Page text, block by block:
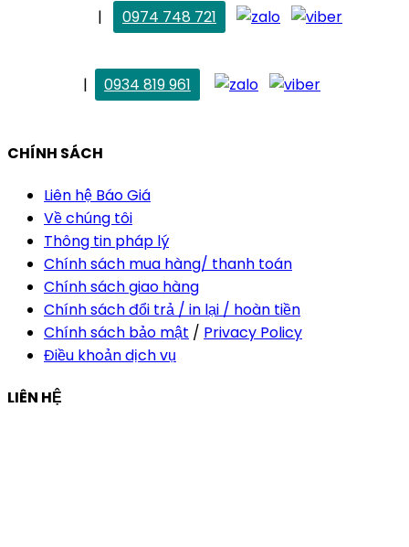
|
0974 748 721
|
0934 819 961
CHÍNH SÁCH
Liên hệ Báo Giá
Về chúng tôi
Thông tin pháp lý
Chính sách mua hàng/ thanh toán
Chính sách giao hàng
Chính sách đổi trả / in lại / hoàn tiền
Chính sách bảo mật / Privacy Policy
Điều khoản dịch vụ
LIÊN HỆ